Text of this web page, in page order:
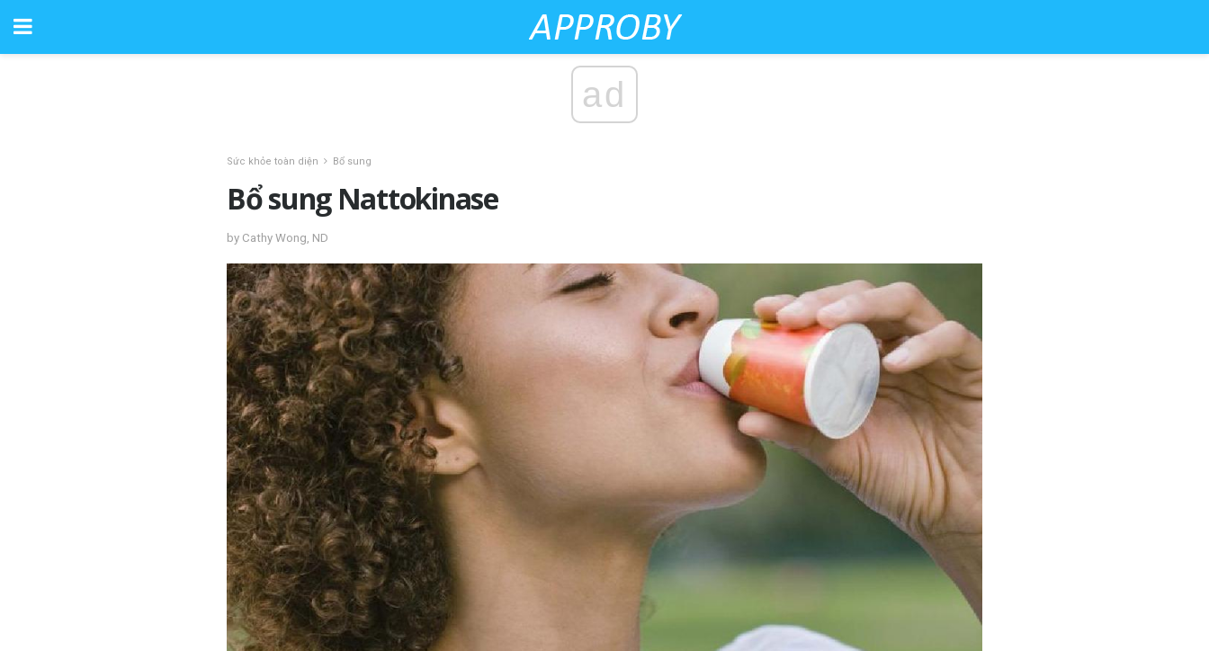
ad
Sức khỏe toàn diện Bổ sung
Bổ sung Nattokinase
by Cathy Wong, ND